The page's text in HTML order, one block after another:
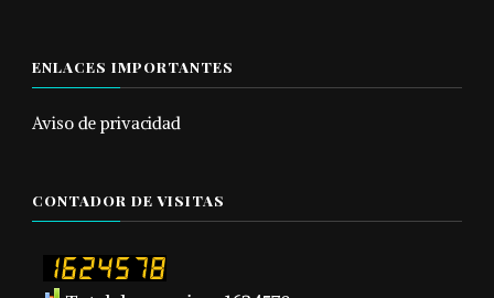
ENLACES IMPORTANTES
Aviso de privacidad
CONTADOR DE VISITAS